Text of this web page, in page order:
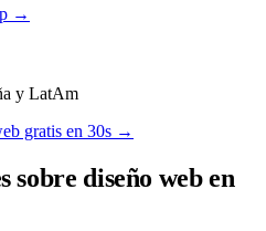
→
y LatAm
gratis en 30s →
sobre diseño web en